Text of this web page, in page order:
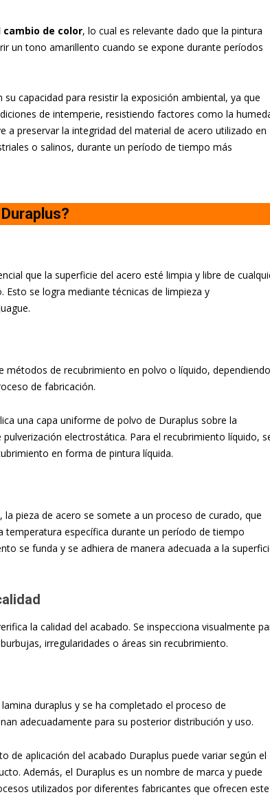
de color, lo cual es relevante dado que la pintura
un tono amarillento cuando se expone durante períodos
capacidad para resistir la exposición ambiental, ya que
de intemperie, resistiendo factores como la
a preservar la integridad del material de acero utilizado en
o salinos, durante un período de tiempo más
que la superficie del acero esté limpia y libre de
se logra mediante técnicas de limpieza y
métodos de recubrimiento en polvo o líquido, dependiendo
de fabricación.
una capa uniforme de polvo de Duraplus sobre la
electrostática. Para el recubrimiento líquido,
en forma de pintura líquida.
pieza de acero se somete a un proceso de curado, que
temperatura específica durante un período de tiempo
se funda y se adhiera de manera adecuada a la
la calidad del acabado. Se inspecciona visualmente
irregularidades o áreas sin recubrimiento.
duraplus y se ha completado el proceso de
adecuadamente para su posterior distribución y uso.
de aplicación del acabado Duraplus puede variar según el
Además, el Duraplus es un nombre de marca y puede
utilizados por diferentes fabricantes que ofrecen este